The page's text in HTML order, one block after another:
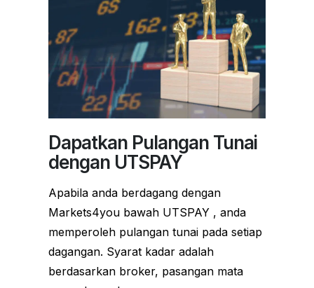
Dapatkan Pulangan Tunai
dengan UTSPAY
Apabila anda berdagang dengan
Markets4you bawah UTSPAY , anda
memperoleh pulangan tunai pada setiap
dagangan. Syarat kadar adalah
berdasarkan broker, pasangan mata